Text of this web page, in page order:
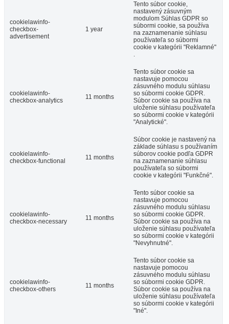
cookielawinfo-
checkbox-
advertisement
1 year
Tento súbor cookie,
nastavený zásuvným
modulom Súhlas GDPR so
súbormi cookie, sa používa
na zaznamenanie súhlasu
používateľa so súbormi
cookie v kategórii "Reklamné"
.
cookielawinfo-
checkbox-analytics
11 months
Tento súbor cookie sa
nastavuje pomocou
zásuvného modulu súhlasu
so súbormi cookie GDPR.
Súbor cookie sa používa na
uloženie súhlasu používateľa
so súbormi cookie v kategórii
"Analytické".
cookielawinfo-
checkbox-functional
11 months
Súbor cookie je nastavený na
základe súhlasu s používaním
súborov cookie podľa GDPR
na zaznamenanie súhlasu
používateľa so súbormi
cookie v kategórii "Funkčné".
cookielawinfo-
checkbox-necessary
11 months
Tento súbor cookie sa
nastavuje pomocou
zásuvného modulu súhlasu
so súbormi cookie GDPR.
Súbor cookie sa používa na
uloženie súhlasu používateľa
so súbormi cookie v kategórii
"Nevyhnutné".
cookielawinfo-
checkbox-others
11 months
Tento súbor cookie sa
nastavuje pomocou
zásuvného modulu súhlasu
so súbormi cookie GDPR.
Súbor cookie sa používa na
uloženie súhlasu používateľa
so súbormi cookie v kategórii
"Iné".